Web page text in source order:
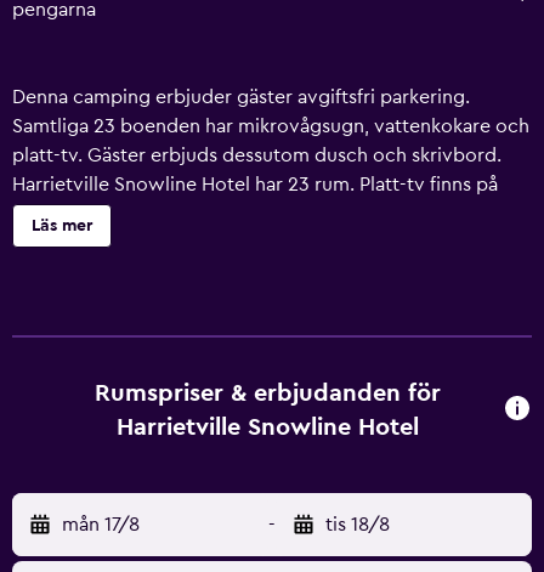
pengarna
Denna camping erbjuder gäster avgiftsfri parkering.
Samtliga 23 boenden har mikrovågsugn, vattenkokare och
platt-tv. Gäster erbjuds dessutom dusch och skrivbord.
Harrietville Snowline Hotel har 23 rum. Platt-tv finns på
rummen. Badrummen har dusch.
Läs mer
Rumspriser & erbjudanden för
Harrietville Snowline Hotel
mån 17/8 - tis 18/8